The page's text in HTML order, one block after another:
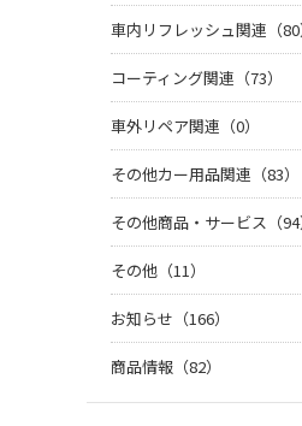
車内リフレッシュ関連（80
コーティング関連（73）
車外リペア関連（0）
その他カー用品関連（83）
その他商品・サービス（94
その他（11）
お知らせ（166）
商品情報（82）